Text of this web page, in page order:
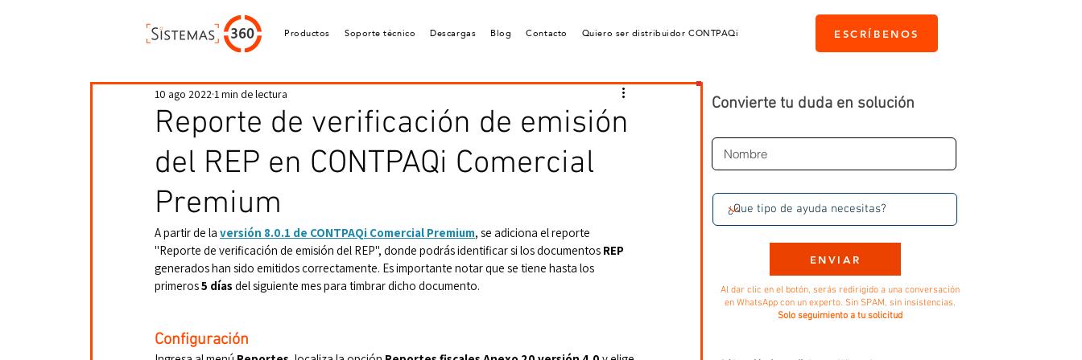
Productos Soporte técnico Descargas Blog Contacto Quiero ser distribuidor CONTPAQi ESCRÍBENOS
Reporte de verificación de emisión
del REP en CONTPAQi Comercial
Premium
10 ago 2022 1 min de lectura
A partir de la versión 8.0.1 de CONTPAQi Comercial Premium, se adiciona el reporte
"Reporte de verificación de emisión del REP", donde podrás identificar si los documentos REP
generados han sido emitidos correctamente. Es importante notar que se tiene hasta los
primeros 5 días del siguiente mes para timbrar dicho documento.
Configuración
Convierte tu duda en solución
ENVIAR
Al dar clic en el botón, serás redirigido a una conversación
en WhatsApp con un experto. Sin SPAM, sin insistencias.
Solo seguimiento a tu solicitud